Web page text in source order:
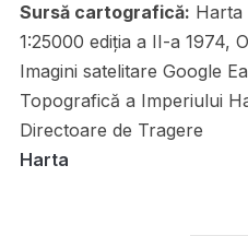
Sursă cartografică: Harta
1:25000 ediția a II-a 1974,
Imagini satelitare Google
Topografică a Imperiului
Directoare de Tragere
Harta